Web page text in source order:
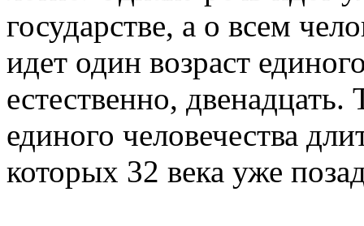
государстве, а о всем
идет один возраст
естественно,
единого человечества
которых 32 века уже